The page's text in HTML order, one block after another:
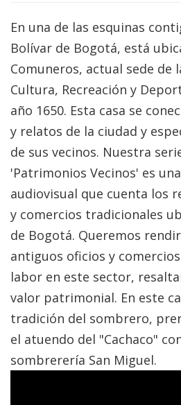
En una de las esquinas
Bolívar de Bogotá, está
Comuneros, actual sede de
Cultura, Recreación y
año 1650. Esta casa se
y relatos de la ciudad y
de sus vecinos. Nuestra
'Patrimonios Vecinos' es
audiovisual que cuenta los
y comercios tradicionales
de Bogotá. Queremos
antiguos oficios y
labor en este sector,
valor patrimonial. En este
tradición del sombrero,
el atuendo del "Cachaco"
sombrerería San Miguel.